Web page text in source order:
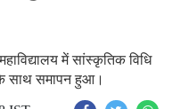
में सांस्कृतिक विधि
साथ समापन हुआ।